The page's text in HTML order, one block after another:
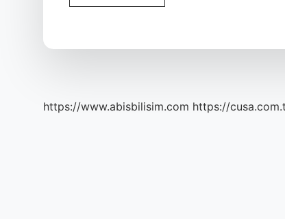
etmek
https://www.abisbilisim.com https://